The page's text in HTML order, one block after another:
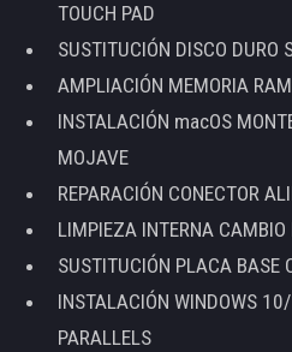
TOUCH PAD
SUSTITUCIÓN DISCO DURO
AMPLIACIÓN MEMORIA RAM
INSTALACIÓN macOS
MOJAVE
REPARACIÓN CONECTOR
LIMPIEZA INTERNA
SUSTITUCIÓN PLACA BASE
INSTALACIÓN WINDOWS
PARALLELS